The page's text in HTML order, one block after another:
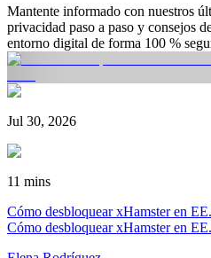
Mantente informado con nuestros
privacidad paso a paso y consejos
entorno digital de forma 100 %
Jul 30, 2026
11 mins
Cómo desbloquear xHamster en
Cómo desbloquear xHamster en